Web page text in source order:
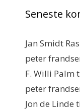
Seneste
Jan Smidt
peter
F. Willi Palm
peter
Jon de Linde